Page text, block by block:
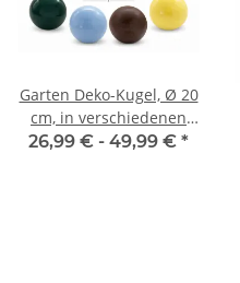
Garten Deko-Kugel, Ø 20
cm, in verschiedenen
Farben verfügbar
26,99 € - 49,99 € *